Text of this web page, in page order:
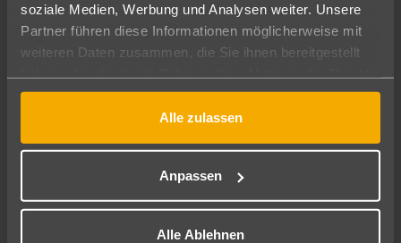
soziale Medien, Werbung und Analysen weiter. Unsere
Partner führen diese Informationen möglicherweise mit
weiteren Daten zusammen, die Sie ihnen bereitgestellt
gesammelt haben.
Alle zulassen
Anpassen
Alle Ablehnen
Abflughafen
Alle Abflughäfen
11.08.26–09.08.27 7-21 Nächte
Mehr Filter anzeigen